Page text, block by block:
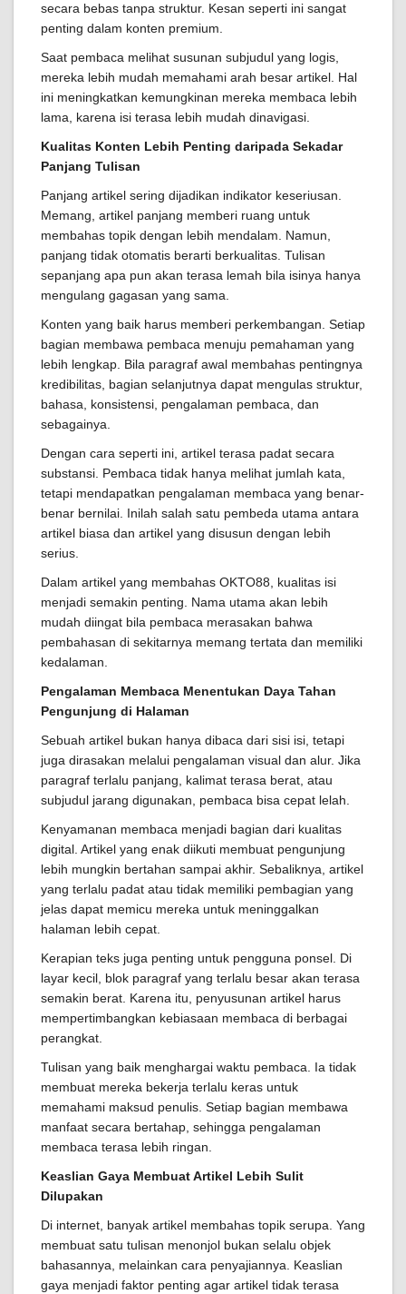
secara bebas tanpa struktur. Kesan seperti ini sangat
penting dalam konten premium.
Saat pembaca melihat susunan subjudul yang logis,
mereka lebih mudah memahami arah besar artikel. Hal
ini meningkatkan kemungkinan mereka membaca lebih
lama, karena isi terasa lebih mudah dinavigasi.
Kualitas Konten Lebih Penting daripada Sekadar
Panjang Tulisan
Panjang artikel sering dijadikan indikator keseriusan.
Memang, artikel panjang memberi ruang untuk
membahas topik dengan lebih mendalam. Namun,
panjang tidak otomatis berarti berkualitas. Tulisan
sepanjang apa pun akan terasa lemah bila isinya hanya
mengulang gagasan yang sama.
Konten yang baik harus memberi perkembangan. Setiap
bagian membawa pembaca menuju pemahaman yang
lebih lengkap. Bila paragraf awal membahas pentingnya
kredibilitas, bagian selanjutnya dapat mengulas struktur,
bahasa, konsistensi, pengalaman pembaca, dan
sebagainya.
Dengan cara seperti ini, artikel terasa padat secara
substansi. Pembaca tidak hanya melihat jumlah kata,
tetapi mendapatkan pengalaman membaca yang benar-
benar bernilai. Inilah salah satu pembeda utama antara
artikel biasa dan artikel yang disusun dengan lebih
serius.
Dalam artikel yang membahas OKTO88, kualitas isi
menjadi semakin penting. Nama utama akan lebih
mudah diingat bila pembaca merasakan bahwa
pembahasan di sekitarnya memang tertata dan memiliki
kedalaman.
Pengalaman Membaca Menentukan Daya Tahan
Pengunjung di Halaman
Sebuah artikel bukan hanya dibaca dari sisi isi, tetapi
juga dirasakan melalui pengalaman visual dan alur. Jika
paragraf terlalu panjang, kalimat terasa berat, atau
subjudul jarang digunakan, pembaca bisa cepat lelah.
Kenyamanan membaca menjadi bagian dari kualitas
digital. Artikel yang enak diikuti membuat pengunjung
lebih mungkin bertahan sampai akhir. Sebaliknya, artikel
yang terlalu padat atau tidak memiliki pembagian yang
jelas dapat memicu mereka untuk meninggalkan
halaman lebih cepat.
Kerapian teks juga penting untuk pengguna ponsel. Di
layar kecil, blok paragraf yang terlalu besar akan terasa
semakin berat. Karena itu, penyusunan artikel harus
mempertimbangkan kebiasaan membaca di berbagai
perangkat.
Tulisan yang baik menghargai waktu pembaca. Ia tidak
membuat mereka bekerja terlalu keras untuk
memahami maksud penulis. Setiap bagian membawa
manfaat secara bertahap, sehingga pengalaman
membaca terasa lebih ringan.
Keaslian Gaya Membuat Artikel Lebih Sulit
Dilupakan
Di internet, banyak artikel membahas topik serupa. Yang
membuat satu tulisan menonjol bukan selalu objek
bahasannya, melainkan cara penyajiannya. Keaslian
gaya menjadi faktor penting agar artikel tidak terasa